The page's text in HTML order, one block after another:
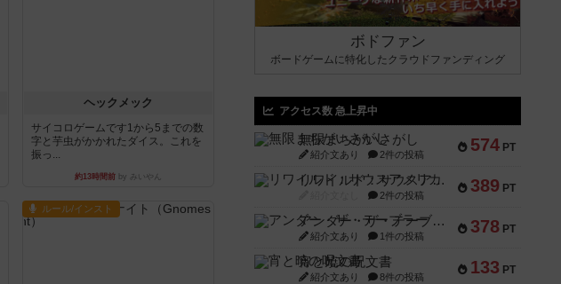
ヘックメック
サイコロゲームです1から5までの数
字と芋虫がかかれたダイス。これを
振っ...
約13時間前 by みいやん
ルール/インスト
ボドファン
ボードゲームに特化したクラウドファンディング
アクセス数 急上昇中
574 PT
無限まちがいさがし
紹介文あり 2件の投稿
389 PT
リワイルド：サウスアメリカ
2件の投稿
378 PT
アンダー・ザ・テーブラー
紹介文あり 1件の投稿
133 PT
宵と暁の呪文書
紹介文あり 8件の投稿